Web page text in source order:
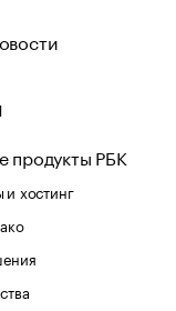
продукты РБК
хостинг